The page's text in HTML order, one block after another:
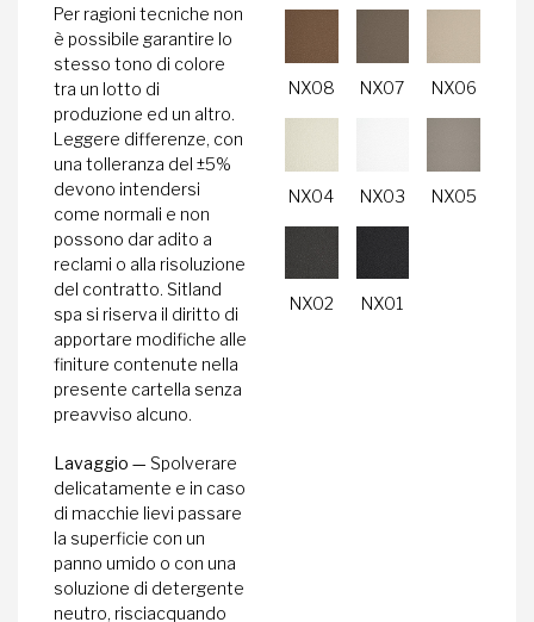
Per ragioni tecniche non
è possibile garantire lo
stesso tono di colore
tra un lotto di
produzione ed un altro.
Leggere differenze, con
una tolleranza del ±5%
devono intendersi
come normali e non
possono dar adito a
reclami o alla risoluzione
del contratto. Sitland
spa si riserva il diritto di
apportare modifiche alle
finiture contenute nella
presente cartella senza
preavviso alcuno.
Lavaggio — Spolverare
delicatamente e in caso
di macchie lievi passare
la superficie con un
panno umido o con una
soluzione di detergente
neutro, risciacquando
NX08 NX07 NX06
NX04 NX03 NX05
NX02 NX01